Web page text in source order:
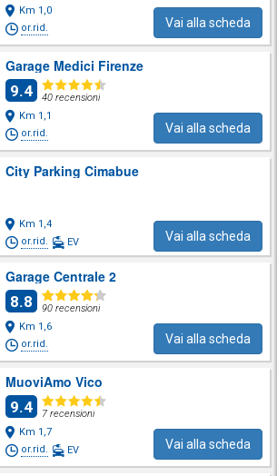
Km 1,0
or.rid.
Vai alla scheda
Garage Medici Firenze
9.4
40 recensioni
Km 1,1
or.rid.
Vai alla scheda
City Parking Cimabue
Km 1,4
or.rid.
EV Vai alla scheda
Garage Centrale 2
8.8
90 recensioni
Km 1,6
or.rid.
Vai alla scheda
MuoviAmo Vico
9.4
7 recensioni
Km 1,7
or.rid.
EV Vai alla scheda